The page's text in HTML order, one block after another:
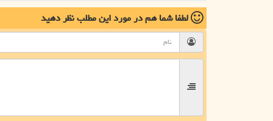
لطفا شما همدر مورد این مطلبنظر دهید